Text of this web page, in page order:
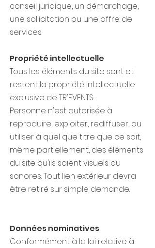
conseil juridique, un démarchage,
une sollicitation ou une offre de
services.
​Propriété intellectuelle
Tous les éléments du site sont et
restent la propriété intellectuelle
exclusive de TR'EVENTS.
Personne n'est autorisée à
reproduire, exploiter, rediffuser, ou
utiliser à quel que titre que ce soit,
même partiellement, des éléments
du site qu'ils soient visuels ou
sonores. Tout lien extérieur devra
être retiré sur simple demande.
Données nominatives
​Conformément à la loi relative à